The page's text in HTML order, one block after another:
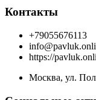
Контакты
+79055676113
https://
Москва, ул.